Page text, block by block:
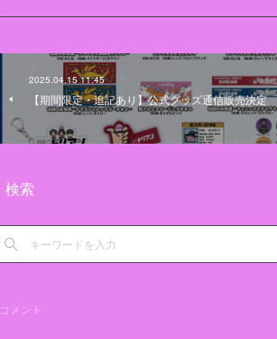
2025.04.15 11:45
【期間限定・追記あり】公式グッズ通信販売決定
検索
コメント